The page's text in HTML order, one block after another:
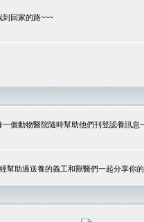
回家的路~~~
個動物醫院隨時幫助他們刊登認養訊息
幫助過送養的義工和獸醫們一起分享你